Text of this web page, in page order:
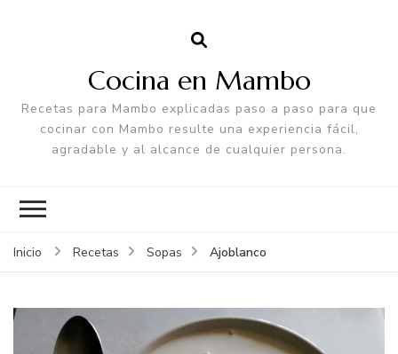
Cocina en Mambo
Recetas para Mambo explicadas paso a paso para que
cocinar con Mambo resulte una experiencia fácil,
agradable y al alcance de cualquier persona.
Inicio Recetas Sopas Ajoblanco